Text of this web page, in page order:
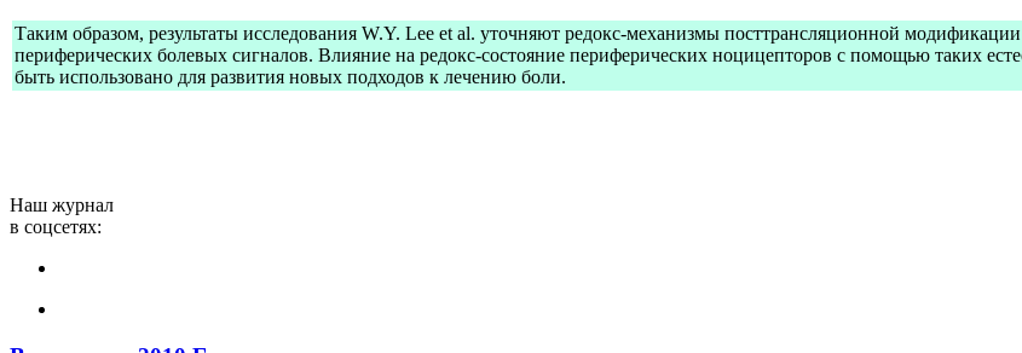
Таким образом, результаты исследования W.Y. Lee et al. уточняют редокс-механизмы посттрансляционной
периферических болевых сигналов. Влияние на редокс-состояние периферических ноцицепторов с помощью таких
быть использовано для развития новых подходов к лечению боли.
Наш журнал
в соцсетях: